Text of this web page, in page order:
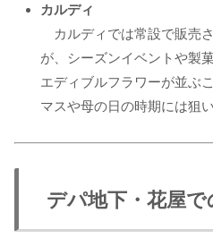
カルディ
カルディでは常設で販売
が、シーズンイベントや製
エディブルフラワーが並ぶ
マスや母の日の時期には狙い
デパ地下・花屋